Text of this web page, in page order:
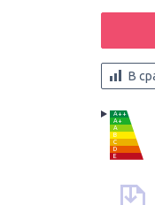
В
A++
A+
A
B
C
D
E